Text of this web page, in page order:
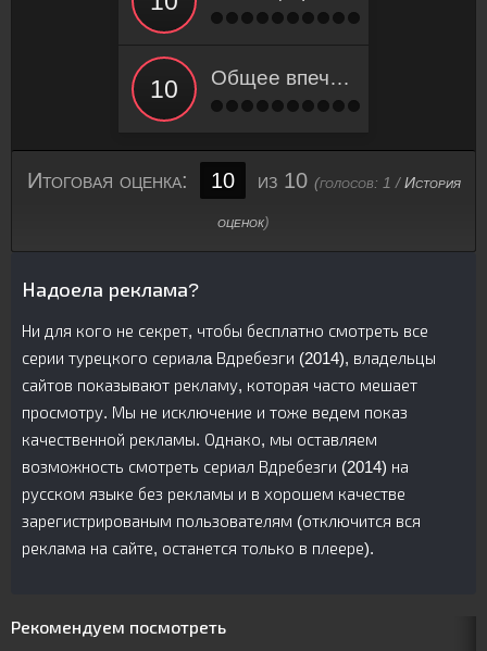
Общее впечатление
Итоговая оценка: 10 из 10 (голосов: 1 /История
оценок)
Надоела реклама?
Ни для кого не секрет, чтобы бесплатно смотреть все
серии турецкого сериалa Вдребезги (2014), владельцы
сайтов показывают рекламу, которая часто мешает
просмотру. Мы не исключение и тоже ведем показ
качественной рекламы. Однако, мы оставляем
возможность смотреть сериал Вдребезги (2014) на
русском языке без рекламы и в хорошем качестве
зарегистрированым пользователям (отключится вся
реклама на сайте, останется только в плеере).
Рекомендуем посмотреть